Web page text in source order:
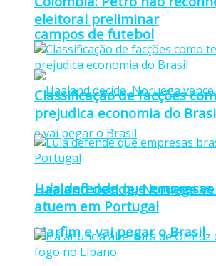
campos de futebol
Haaland decide, Noruega
Marfim e vai pegar o Brasil
eleitoral preliminar
Classificação de facções
prejudica economia do
Lula defende que
atuem em Portugal